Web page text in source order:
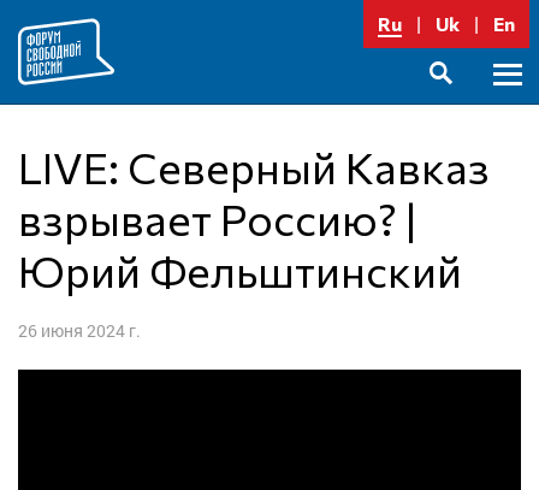
содержимому
Ru Uk En
LIVE: Северный Кавказ
взрывает Россию? |
Юрий Фельштинский
26 июня 2024 г.